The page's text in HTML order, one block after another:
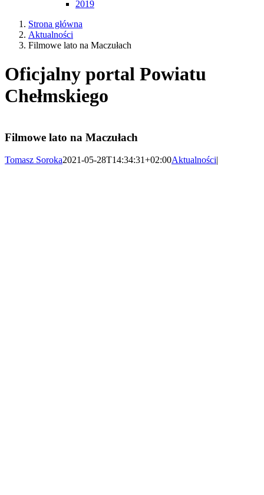
2019
Strona główna
Aktualności
Filmowe lato na Maczułach
Oficjalny portal Powiatu
Chełmskiego
Filmowe lato na Maczułach
Tomasz Soroka2021-05-28T14:34:31+02:00Aktualności|